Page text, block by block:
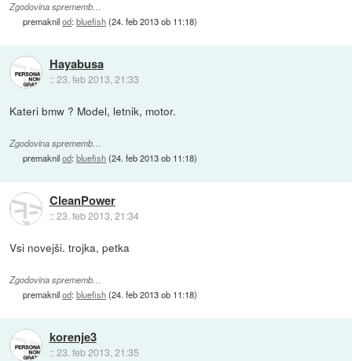
Zgodovina sprememb…
premaknilod:bluefish(24. feb 2013 ob 11:18)
Hayabusa
::23. feb 2013, 21:33
Kateri bmw ? Model, letnik, motor.
Zgodovina sprememb…
premaknilod:bluefish(24. feb 2013 ob 11:18)
CleanPower
::23. feb 2013, 21:34
Vsi novejši. trojka, petka
Zgodovina sprememb…
premaknilod:bluefish(24. feb 2013 ob 11:18)
korenje3
::23. feb 2013, 21:35